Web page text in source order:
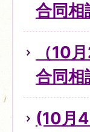
合同相
（10
合同相
(10月